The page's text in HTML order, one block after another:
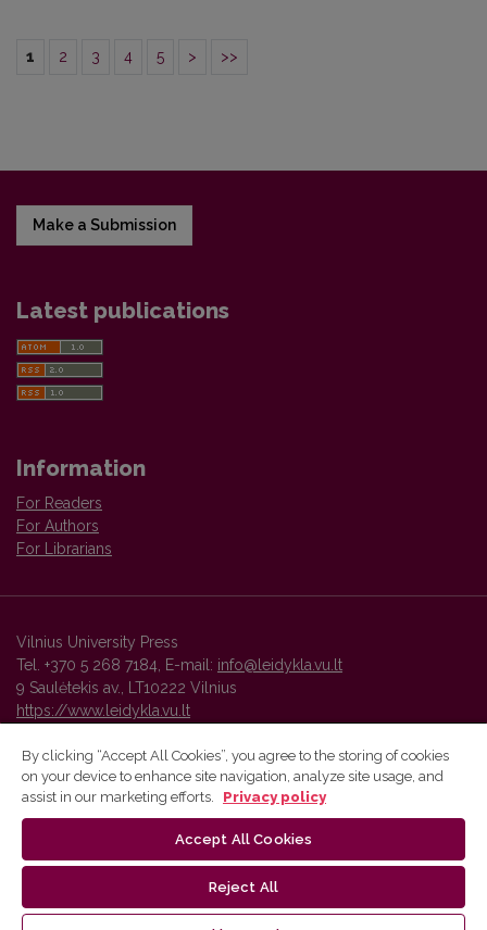
1 2 3 4 5 > >>
Make a Submission
Latest publications
Information
For Readers
For Authors
For Librarians
Vilnius University Press
Tel. +370 5 268 7184, E-mail: info@leidykla.vu.lt
9 Saulėtekis av., LT10222 Vilnius
https://www.leidykla.vu.lt
Vilnius University Press platform and metadata are distributed by
By clicking “Accept All Cookies”, you agree to the storing of cookies
on your device to enhance site navigation, analyze site usage, and
assist in our marketing efforts.
Privacy policy
Accept All Cookies
Reject All